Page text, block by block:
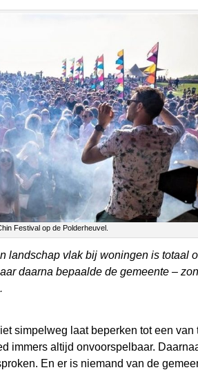
Festival op de Polderheuvel.
landschap vlak bij woningen is totaal
daarna bepaalde de gemeente –
simpelweg laat beperken tot een
immers altijd onvoorspelbaar.
En er is niemand van de